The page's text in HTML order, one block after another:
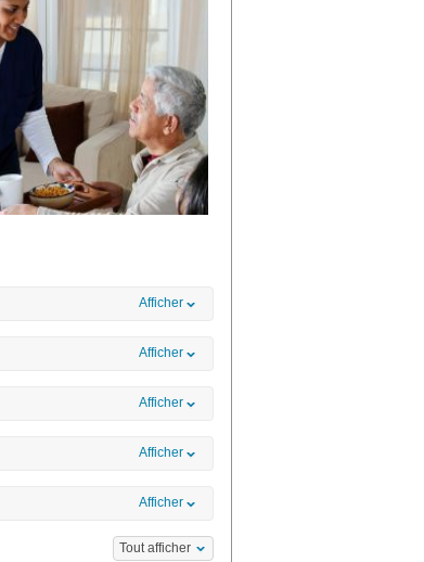
Afficher
Afficher
Afficher
Afficher
Afficher
Tout afficher